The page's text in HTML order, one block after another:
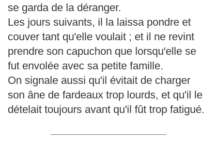
se garda de la déranger.
Les jours suivants, il la laissa pondre et
couver tant qu'elle voulait ; et il ne revint
prendre son capuchon que lorsqu'elle se
fut envolée avec sa petite famille.
On signale aussi qu'il évitait de charger
son âne de fardeaux trop lourds, et qu'il le
dételait toujours avant qu'il fût trop fatigué.